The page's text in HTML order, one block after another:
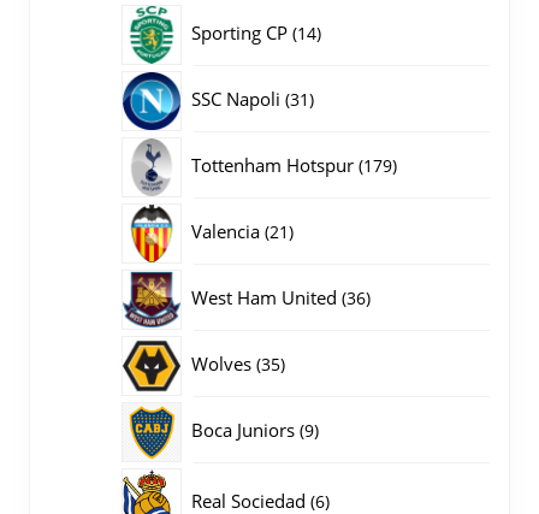
Sporting CP 1414
SSC Napoli 3131
Tottenham Hotspur 179179
Valencia 2121
West Ham United 3636
Wolves 3535
Boca Juniors 99
Real Sociedad 66